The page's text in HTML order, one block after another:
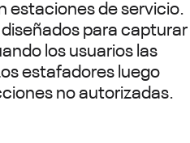
estaciones de servicio.
para capturar
los usuarios las
estafadores luego
no autorizadas.